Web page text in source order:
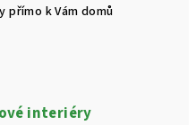
přímo k Vám domů
interiéry